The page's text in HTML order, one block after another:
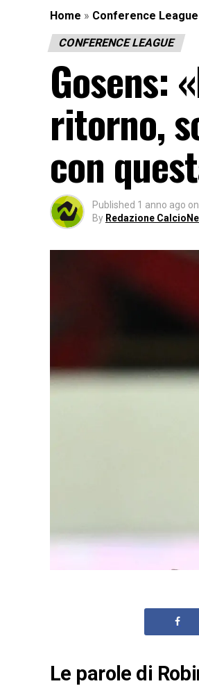
Home » Conference League
CONFERENCE LEAGUE
Gosens:
ritorno,
con
Published 1 anno ago on
By Redazione
Le parole di